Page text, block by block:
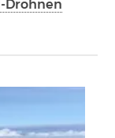
Drohnen